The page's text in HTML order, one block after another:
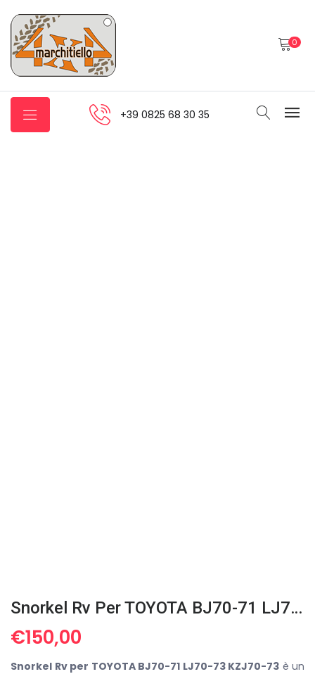
0
+39 0825 68 30 35
Snorkel Rv Per TOYOTA BJ70-71 LJ70-73 KZJ70-73
€150,00
Snorkel Rv per TOYOTA BJ70-71 LJ70-73 KZJ70-73 è un